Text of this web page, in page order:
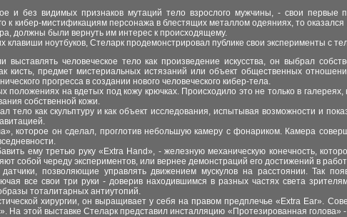
и без видимых признаков мутаций тело взрослого мужчины, - свои первые
к кибер-мистификациям персонажа в блестящих металлом одеяниях, то
должны были вернуть им интерес к происходящему.
ноутбуков, Стеларк продемонстрировал публике свои эксперименты с
человеческое тело как произведение искусства, он выбрал
кисть, предмет мистериальных истязаний или объект общественных
прогресса в создании нового человеческого кибер-тела.
на вдетых под кожу крючках. Происходило это не только в галереях,
собственной кожи.
как скульптуру и как объект исследования, испытывая возможности и
которое он сделал, проглотив небольшую камеру с фонариком. Камера
ему третью руку «Extra Hand», - железную механическую конечность,
собой череду экспериментов, или вернее демонстраций его достижений в
позволяющие управлять движением мускулов на расстоянии. Так
все свои три руки - доверив находившимся в разных частях света
тоталитарных антиутопий.
хирургии, он выращивает у себя на правом предплечье «Extra Ear».
На этой выставке Стеларк представил инсталляцию «Протезированная